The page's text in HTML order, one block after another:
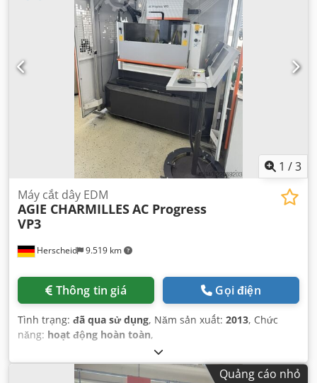
1 /3
Herscheid 9.519 km
Máy cắt dây EDM
AGIE CHARMILLESAC Progress
VP3
Thông tin giá Gọi điện
Tình trạng: đã qua sử dụng, Năm sản xuất: 2013, Chức
năng: hoạt động hoàn toàn,
Quảng cáo nhỏ